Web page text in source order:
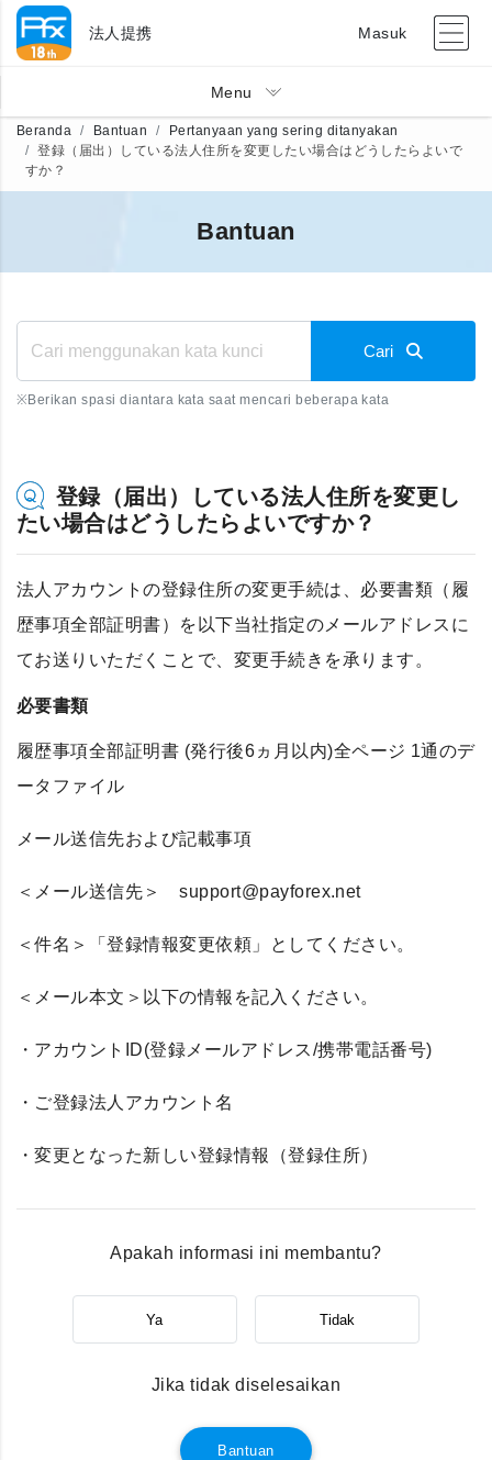
法人提携 Masuk
Menu
Beranda Bantuan
Pertanyaan yang sering ditanyakan
登録（届出）している法人住所を変更したい場合はどうしたらよいで
すか？
Bantuan
Cari
※Berikan spasi diantara kata saat mencari beberapa kata
登録（届出）している法人住所を変更し
たい場合はどうしたらよいですか？
法人アカウントの登録住所の変更手続は、必要書類（履
歴事項全部証明書）を以下当社指定のメールアドレスに
てお送りいただくことで、変更手続きを承ります。
必要書類
履歴事項全部証明書 (発行後6ヵ月以内)全ページ 1通のデ
ータファイル
メール送信先および記載事項
＜メール送信先＞ support@payforex.net
＜件名＞「登録情報変更依頼」としてください。
＜メール本文＞以下の情報を記入ください。
・アカウントID(登録メールアドレス/携帯電話番号)
・ご登録法人アカウント名
・変更となった新しい登録情報（登録住所）
Apakah informasi ini membantu?
Ya Tidak
Jika tidak diselesaikan
Bantuan